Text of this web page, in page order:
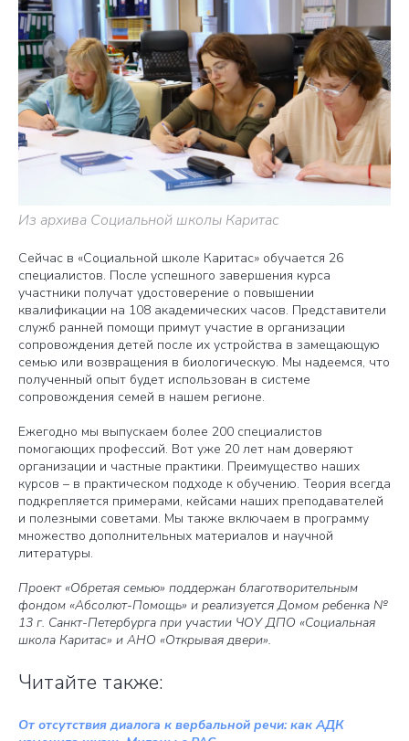
Из архива Социальной школы Каритас
Сейчас в «Социальной школе Каритас» обучается 26
специалистов. После успешного завершения курса
участники получат удостоверение о повышении
квалификации на 108 академических часов. Представители
служб ранней помощи примут участие в организации
сопровождения детей после их устройства в замещающую
семью или возвращения в биологическую. Мы надеемся, что
полученный опыт будет использован в системе
сопровождения семей в нашем регионе.
Ежегодно мы выпускаем более 200 специалистов
помогающих профессий. Вот уже 20 лет нам доверяют
организации и частные практики. Преимущество наших
курсов – в практическом подходе к обучению. Теория всегда
подкрепляется примерами, кейсами наших преподавателей
и полезными советами. Мы также включаем в программу
множество дополнительных материалов и научной
литературы.
Проект «Обретая семью» поддержан благотворительным
фондом «Абсолют-Помощь» и реализуется Домом ребенка №
13 г. Санкт-Петербурга при участии ЧОУ ДПО «Социальная
школа Каритас» и АНО «Открывая двери».
Читайте также:
От отсутствия диалога к вербальной речи: как АДК